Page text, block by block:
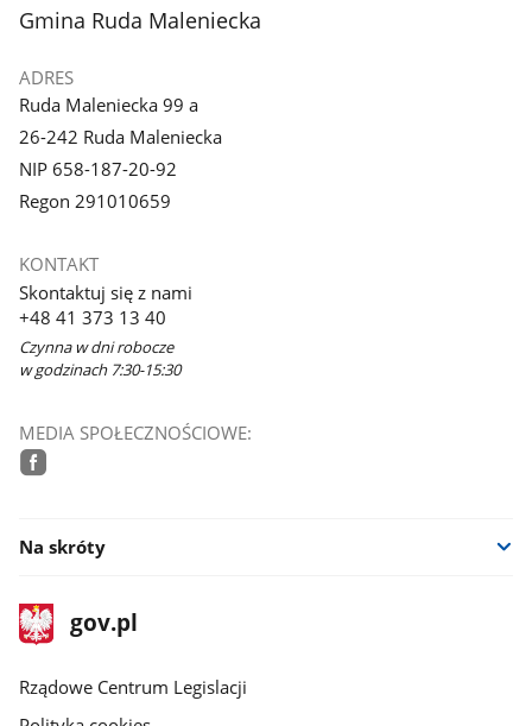
stopka
Gmina Ruda Maleniecka
ADRES
Ruda Maleniecka 99 a
26-242 Ruda Maleniecka
NIP 658-187-20-92
Regon 291010659
KONTAKT
Skontaktuj się z nami
+48 41 373 13 40
Czynna w dni robocze
w godzinach 7:30-15:30
MEDIA SPOŁECZNOŚCIOWE:
Na skróty
stopka
gov.plStrona
gov.pl
Rządowe Centrum Legislacji